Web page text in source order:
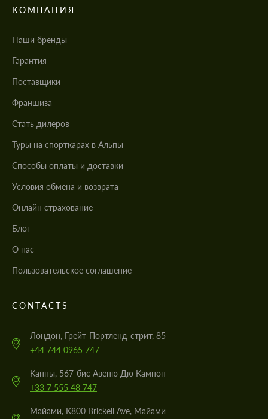
КОМПАНИЯ
Наши бренды
Гарантия
Поставщики
Франшиза
Стать дилеров
Туры на спорткарах в Альпы
Cпособы оплаты и доставки
Условия обмена и возврата
Онлайн страхование
Блог
О нас
Пользовательское соглашение
CONTACTS
Лондон, Грейт-Портленд-стрит, 85
+44 744 0965 747
Канны, 567-бис Авеню Дю Кампон
+33 7 555 48 747
Майами, K800 Brickell Ave, Майами